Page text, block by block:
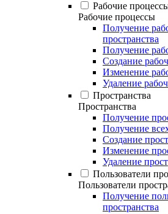
Рабочие
Рабочие процессы
Получение
пространства
Получение
Создание
Изменение
Удаление
Пространства
Пространства
Получение
Получение
Создание
Изменение
Удаление
Пользователи
Пользователи
Получение
пространства